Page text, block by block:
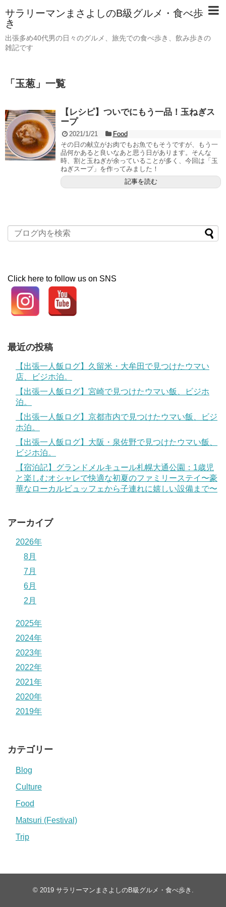
サラリーマンまさよしのB級グルメ・食べ歩
き
出張多め40代男の日々のグルメ、旅先での食べ歩き、飲み歩きの
雑記です
「 玉葱 」 一覧
【レシピ】ついでにもう一品！玉ねぎス
ープ
2021/1/21
Food
その日の献立がお肉でもお魚でもそうですが、もう一
品何かあると良いなあと思う日があります。そんな
時、割と玉ねぎが余っていることが多く、今回は「玉
ねぎスープ」を作ってみました！
記事を読む
Click here to follow us on SNS
最近の投稿
【出張一人飯ログ】久留米・大牟田で見つけたウマい
店、ビジホ泊。
【出張一人飯ログ】宮崎で見つけたウマい飯、ビジホ
泊。
【出張一人飯ログ】京都市内で見つけたウマい飯、ビジ
ホ泊。
【出張一人飯ログ】大阪・泉佐野で見つけたウマい飯、
ビジホ泊。
【宿泊記】グランドメルキュール札幌大通公園：1歳児
と楽しむオシャレで快適な初夏のファミリーステイ〜豪
華なローカルビュッフェから子連れに嬉しい設備まで〜
アーカイブ
2026年
8月
7月
6月
2月
2025年
2024年
2023年
2022年
2021年
2020年
2019年
カテゴリー
Blog
Culture
Food
Matsuri (Festival)
Trip
© 2019 サラリーマンまさよしのB級グルメ・食べ歩き